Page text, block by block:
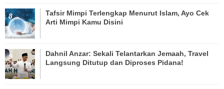
Tafsir Mimpi Terlengkap Menurut Islam, Ayo Cek
Arti Mimpi Kamu Disini
Dahnil Anzar: Sekali Telantarkan Jemaah, Travel
Langsung Ditutup dan Diproses Pidana!